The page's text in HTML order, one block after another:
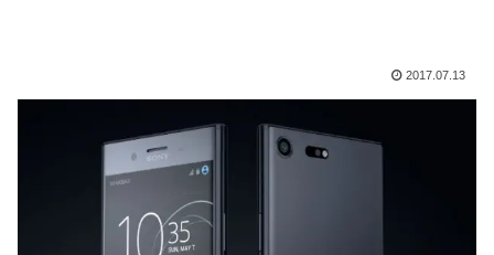
2017.07.13